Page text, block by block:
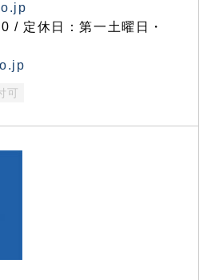
/ 定休日：第一土曜日・
可